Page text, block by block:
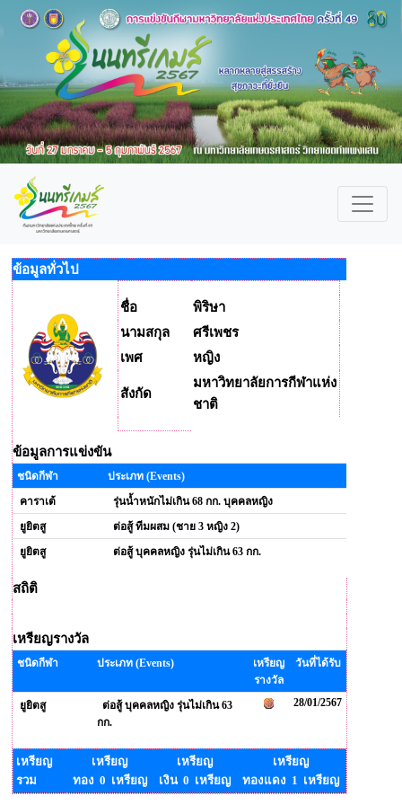
ข้อมูลทั่วไป
ชื่อ
พิริษา
นามสกุล
ศรีเพชร
เพศ
หญิง
สังกัด
มหาวิทยาลัยการกีฬาแห่ง
ชาติ
ข้อมูลการแข่งขัน
ชนิดกีฬา
ประเภท (Events)
คาราเต้
รุ่นน้ำหนักไม่เกิน 68 กก. บุคคลหญิง
ยูยิตสู
ต่อสู้ ทีมผสม (ชาย 3 หญิง 2)
ยูยิตสู
ต่อสู้ บุคคลหญิง รุ่นไม่เกิน 63 กก.
สถิติ
เหรียญรางวัล
ชนิดกีฬา ประเภท (Events)
เหรียญ
รางวัล
วันที่ได้รับ
ยูยิตสู
ต่อสู้ บุคคลหญิง รุ่นไม่เกิน 63
กก.
28/01/2567
เหรียญ
รวม
เหรียญ
ทอง 0 เหรียญ
เหรียญ
เงิน 0 เหรียญ
เหรียญ
ทองแดง 1 เหรียญ